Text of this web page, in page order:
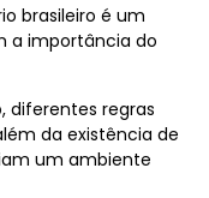
brasileiro é um
a importância do
diferentes regras
da existência de
um ambiente